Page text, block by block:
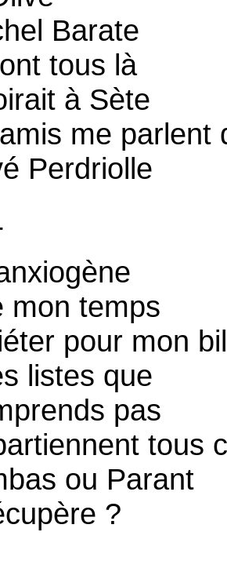
Barate
tous là
à Sète
me
Perdriolle
mon temps
pour mon
listes que
pas
tous
ou Parant
?